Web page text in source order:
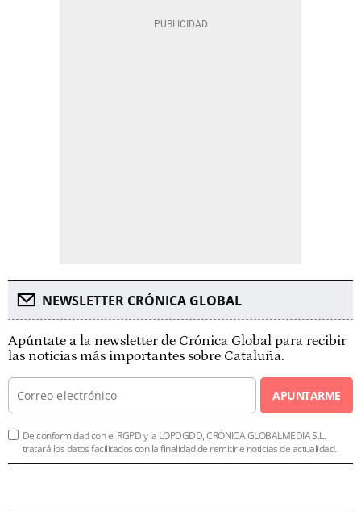
NEWSLETTER CRÓNICA GLOBAL
Apúntate a la newsletter de Crónica Global para recibir
las noticias más importantes sobre Cataluña.
APUNTARME
De conformidad con el RGPD y la LOPDGDD, CRÓNICA GLOBALMEDIA S.L.
tratará los datos facilitados con la finalidad de remitirle noticias de actualidad.